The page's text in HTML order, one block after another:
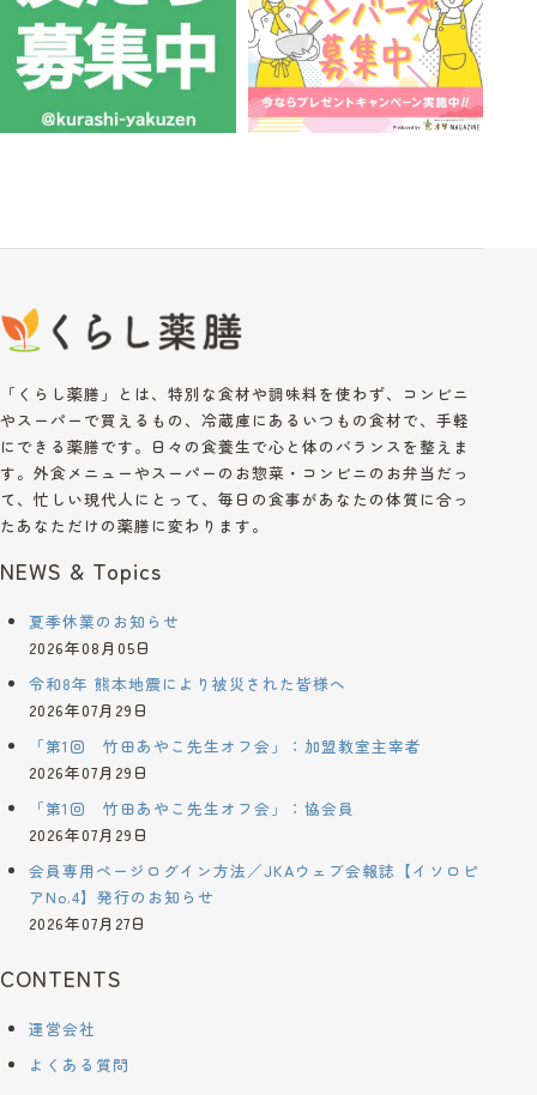
「くらし薬膳」とは、特別な食材や調味料を使わず、コンビニ
やスーパーで買えるもの、冷蔵庫にあるいつもの食材で、手軽
にできる薬膳です。日々の食養生で心と体のバランスを整えま
す。外食メニューやスーパーのお惣菜・コンビニのお弁当だっ
て、忙しい現代人にとって、毎日の食事があなたの体質に合っ
たあなただけの薬膳に変わります。
NEWS & Topics
夏季休業のお知らせ
2026年08月05日
令和8年 熊本地震により被災された皆様へ
2026年07月29日
「第1回 竹田あやこ先生オフ会」：加盟教室主宰者
2026年07月29日
「第1回 竹田あやこ先生オフ会」：協会員
2026年07月29日
会員専用ページログイン方法／JKAウェブ会報誌【イソロピ
アNo.4】発行のお知らせ
2026年07月27日
CONTENTS
運営会社
よくある質問